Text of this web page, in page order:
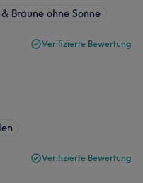
Bräune ohne Sonne
Verifizierte Bewertung
Verifizierte Bewertung